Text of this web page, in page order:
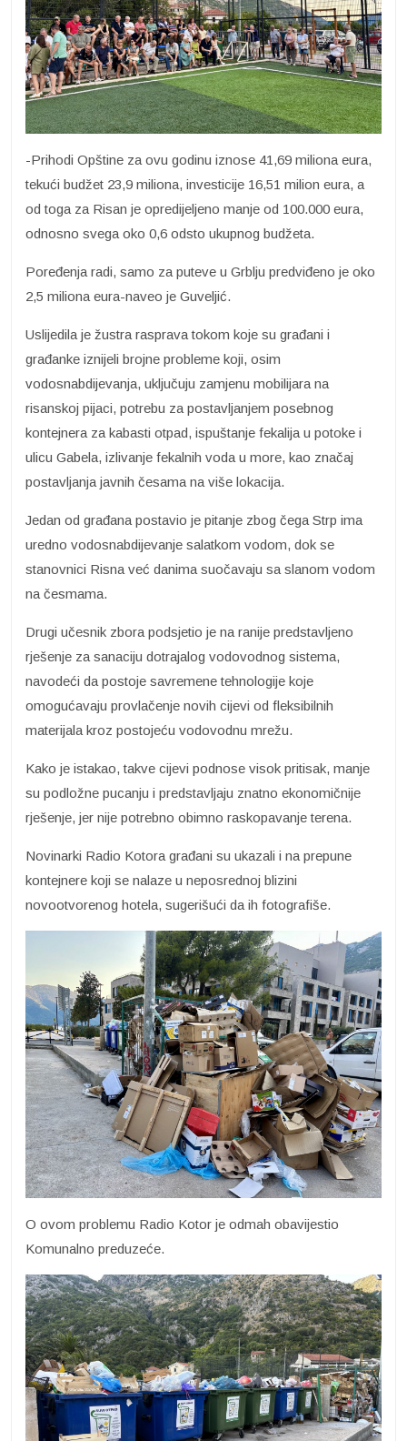
-Prihodi Opštine za ovu godinu iznose 41,69 miliona eura,
tekući budžet 23,9 miliona, investicije 16,51 milion eura, a
od toga za Risan je opredijeljeno manje od 100.000 eura,
odnosno svega oko 0,6 odsto ukupnog budžeta.
Poređenja radi, samo za puteve u Grblju predviđeno je oko
2,5 miliona eura-naveo je Guveljić.
Uslijedila je žustra rasprava tokom koje su građani i
građanke iznijeli brojne probleme koji, osim
vodosnabdijevanja, uključuju zamjenu mobilijara na
risanskoj pijaci, potrebu za postavljanjem posebnog
kontejnera za kabasti otpad, ispuštanje fekalija u potoke i
ulicu Gabela, izlivanje fekalnih voda u more, kao značaj
postavljanja javnih česama na više lokacija.
Jedan od građana postavio je pitanje zbog čega Strp ima
uredno vodosnabdijevanje salatkom vodom, dok se
stanovnici Risna već danima suočavaju sa slanom vodom
na česmama.
Drugi učesnik zbora podsjetio je na ranije predstavljeno
rješenje za sanaciju dotrajalog vodovodnog sistema,
navodeći da postoje savremene tehnologije koje
omogućavaju provlačenje novih cijevi od fleksibilnih
materijala kroz postojeću vodovodnu mrežu.
Kako je istakao, takve cijevi podnose visok pritisak, manje
su podložne pucanju i predstavljaju znatno ekonomičnije
rješenje, jer nije potrebno obimno raskopavanje terena.
Novinarki Radio Kotora građani su ukazali i na prepune
kontejnere koji se nalaze u neposrednoj blizini
novootvorenog hotela, sugerišući da ih fotografiše.
O ovom problemu Radio Kotor je odmah obavijestio
Komunalno preduzeće.